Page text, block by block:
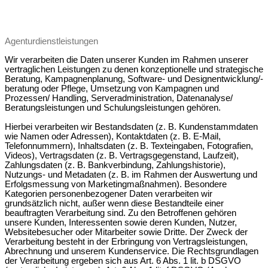
Agenturdienstleistungen
Wir verarbeiten die Daten unserer Kunden im Rahmen unserer
vertraglichen Leistungen zu denen konzeptionelle und strategische
Beratung, Kampagnenplanung, Software- und Designentwicklung/-
beratung oder Pflege, Umsetzung von Kampagnen und
Prozessen/ Handling, Serveradministration, Datenanalyse/
Beratungsleistungen und Schulungsleistungen gehören.
Hierbei verarbeiten wir Bestandsdaten (z. B. Kundenstammdaten
wie Namen oder Adressen), Kontaktdaten (z. B. E-Mail,
Telefonnummern), Inhaltsdaten (z. B. Texteingaben, Fotografien,
Videos), Vertragsdaten (z. B. Vertragsgegenstand, Laufzeit),
Zahlungsdaten (z. B. Bankverbindung, Zahlungshistorie),
Nutzungs- und Metadaten (z. B. im Rahmen der Auswertung und
Erfolgsmessung von Marketingmaßnahmen). Besondere
Kategorien personenbezogener Daten verarbeiten wir
grundsätzlich nicht, außer wenn diese Bestandteile einer
beauftragten Verarbeitung sind. Zu den Betroffenen gehören
unsere Kunden, Interessenten sowie deren Kunden, Nutzer,
Websitebesucher oder Mitarbeiter sowie Dritte. Der Zweck der
Verarbeitung besteht in der Erbringung von Vertragsleistungen,
Abrechnung und unserem Kundenservice. Die Rechtsgrundlagen
der Verarbeitung ergeben sich aus Art. 6 Abs. 1 lit. b DSGVO